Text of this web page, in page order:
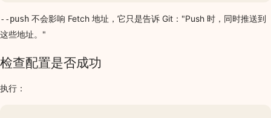
--push 不会影响 Fetch 地址，它只是告诉 Git："Push 时，同时推送到
这些地址。"
检查配置是否成功
执行：